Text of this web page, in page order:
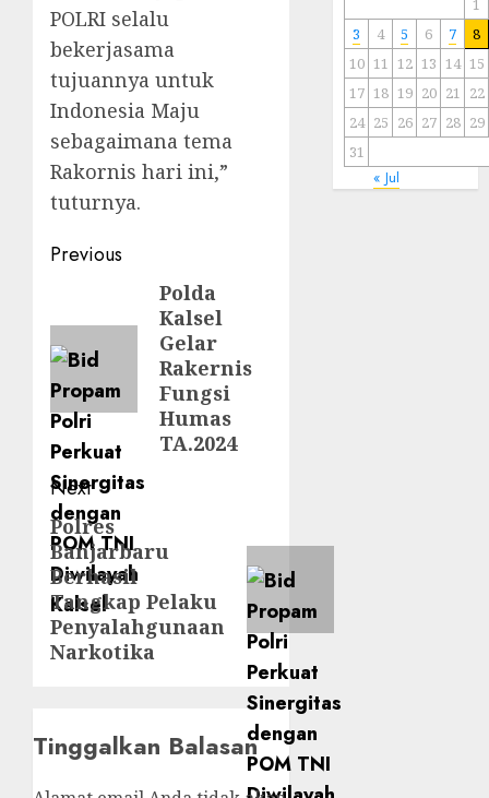
POLRI selalu
bekerjasama
tujuannya untuk
Indonesia Maju
sebagaimana tema
Rakornis hari ini,”
tuturnya.
Previous
Polda
Kalsel
Gelar
Rakernis
Fungsi
Humas
TA.2024
Next
Polres
Banjarbaru
Berhasil
Tangkap Pelaku
Penyalahgunaan
Narkotika
Tinggalkan Balasan
1
3
4 5 6 7
8
10 11 12 13 14 15
17 18 19 20 21 22
24 25 26 27 28 29
31
« Jul